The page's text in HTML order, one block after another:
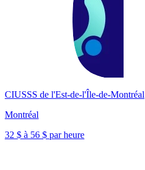
CIUSSS de l'Est-de-l'Île-de-Montréal
Montréal
32 $ à 56 $ par heure